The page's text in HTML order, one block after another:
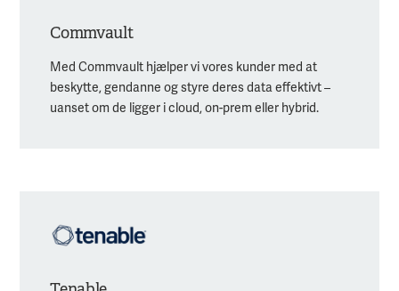
Commvault
Med Commvault hjælper vi vores kunder med at
beskytte, gendanne og styre deres data effektivt –
uanset om de ligger i cloud, on-prem eller hybrid.